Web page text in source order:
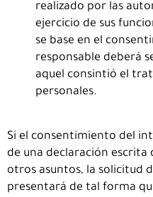
realizado por las
ejercicio de sus
se base en el
responsable deberá
aquel consintió el
personales.
Si el consentimiento del
de una declaración escrita
otros asuntos, la solicitud
presentará de tal forma